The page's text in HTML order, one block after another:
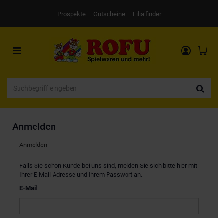
Prospekte Gutscheine Filialfinder
Toggle
navigation
Anmelden
Anmelden
Falls Sie schon Kunde bei uns sind, melden Sie sich bitte hier mit
Ihrer E-Mail-Adresse und Ihrem Passwort an.
E-Mail